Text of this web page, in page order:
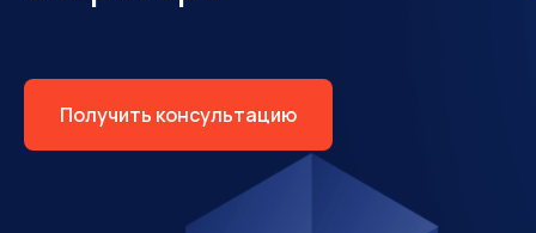
Получить консультацию